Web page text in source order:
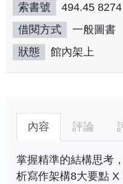
索書號
494.45
借閱方式
一般圖書
狀態
館內架上
內容 評論
掌握精準的結構思考
析寫作架構8大要點